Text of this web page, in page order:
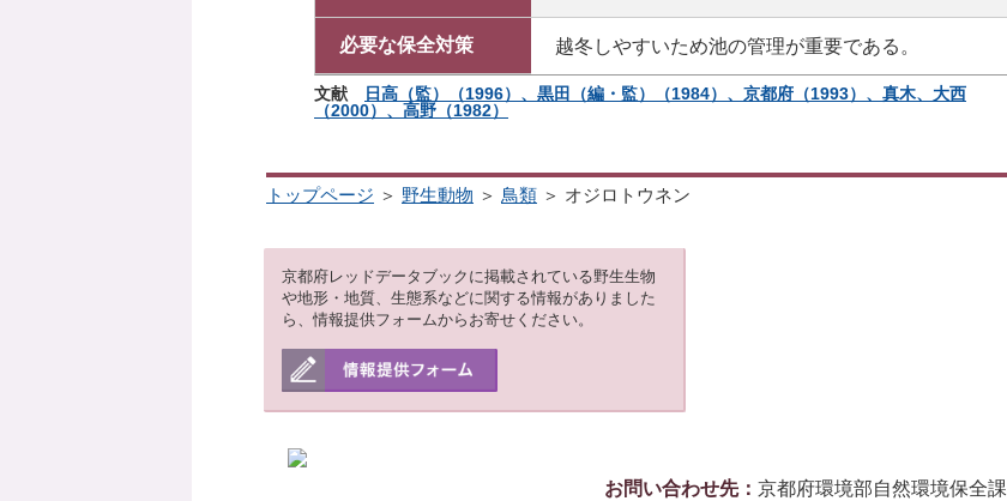
必要な保全対策 越冬しやすいため池の管理が重要である。
文献
日高（監）（1996）、黒田（編・監）（1984）、京都府（1993）、真木、大西
（2000）、高野（1982）
トップページ ＞ 野生動物 ＞ 鳥類 ＞ オジロトウネン
京都府レッドデータブックに掲載されている野生生物
や地形・地質、生態系などに関する情報がありました
ら、情報提供フォームからお寄せください。
お問い合わせ先： 京都府環境部自然環境保全課